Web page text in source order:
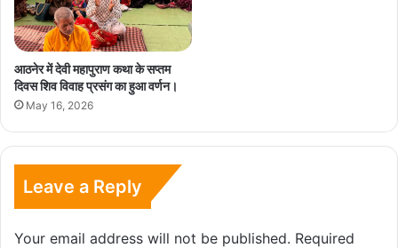
आठनेर में देवी महापुराण कथा के सप्तम
दिवस शिव विवाह प्रसंग का हुआ वर्णन।
May 16, 2026
Leave a Reply
Your email address will not be published. Required